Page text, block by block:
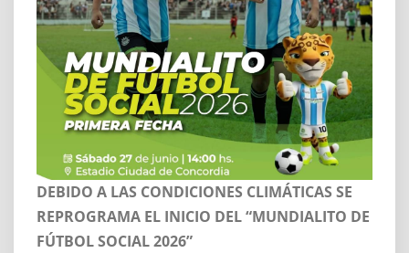
DEBIDO A LAS CONDICIONES CLIMÁTICAS SE
REPROGRAMA EL INICIO DEL “MUNDIALITO DE
FÚTBOL SOCIAL 2026”